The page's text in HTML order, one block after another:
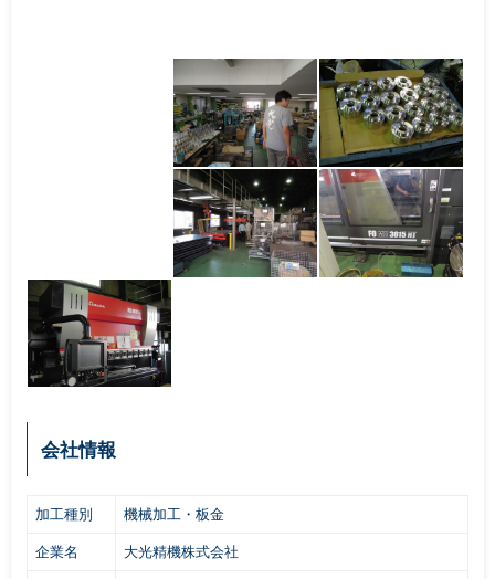
会社情報
加工種別 機械加工・板金
企業名 大光精機株式会社